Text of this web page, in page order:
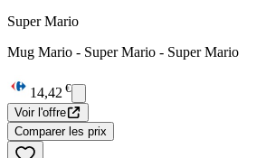
Super Mario
Mug Mario - Super Mario - Super Mario
14,42 €
Voir l'offre
Comparer les prix